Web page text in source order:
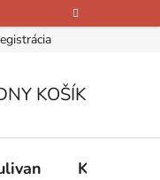
Hodnotenie obchodu
KOŠÍK
Kontakty